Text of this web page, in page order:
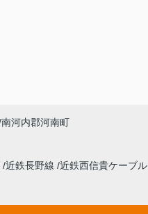
南河内郡河南町
近鉄長野線 近鉄西信貴ケーブル